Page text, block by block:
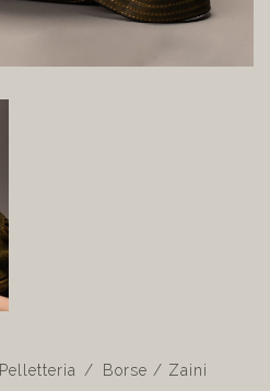
Pelletteria
Borse / Zaini